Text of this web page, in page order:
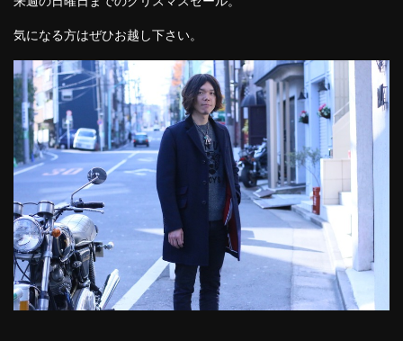
気になる方はぜひお越し下さい。